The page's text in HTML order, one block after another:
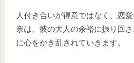
人付き合いが得意ではなく、恋
奈は、彼の大人の余裕に振り回
に心をかき乱されていきます。